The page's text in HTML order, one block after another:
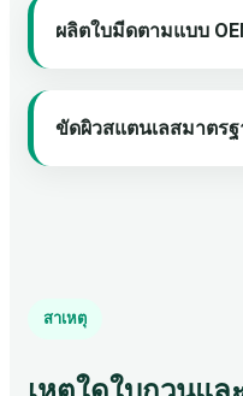
ผลิตใบมีดตามแบบ
ขัดผิวสแตนเลสมาตรฐ
สาเหตุ